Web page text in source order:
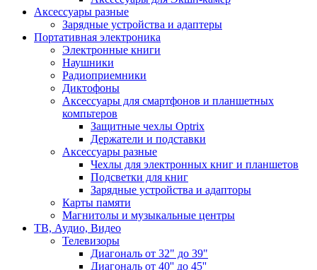
Аксессуары разные
Зарядные устройства и адаптеры
Портативная электроника
Электронные книги
Наушники
Радиоприемники
Диктофоны
Аксессуары для смартфонов и планшетных
компьтеров
Защитные чехлы Optrix
Держатели и подставки
Аксессуары разные
Чехлы для электронных книг и планшетов
Подсветки для книг
Зарядные устройства и адапторы
Карты памяти
Магнитолы и музыкальные центры
ТВ, Аудио, Видео
Телевизоры
Диагональ от 32" до 39"
Диагональ от 40'' до 45''